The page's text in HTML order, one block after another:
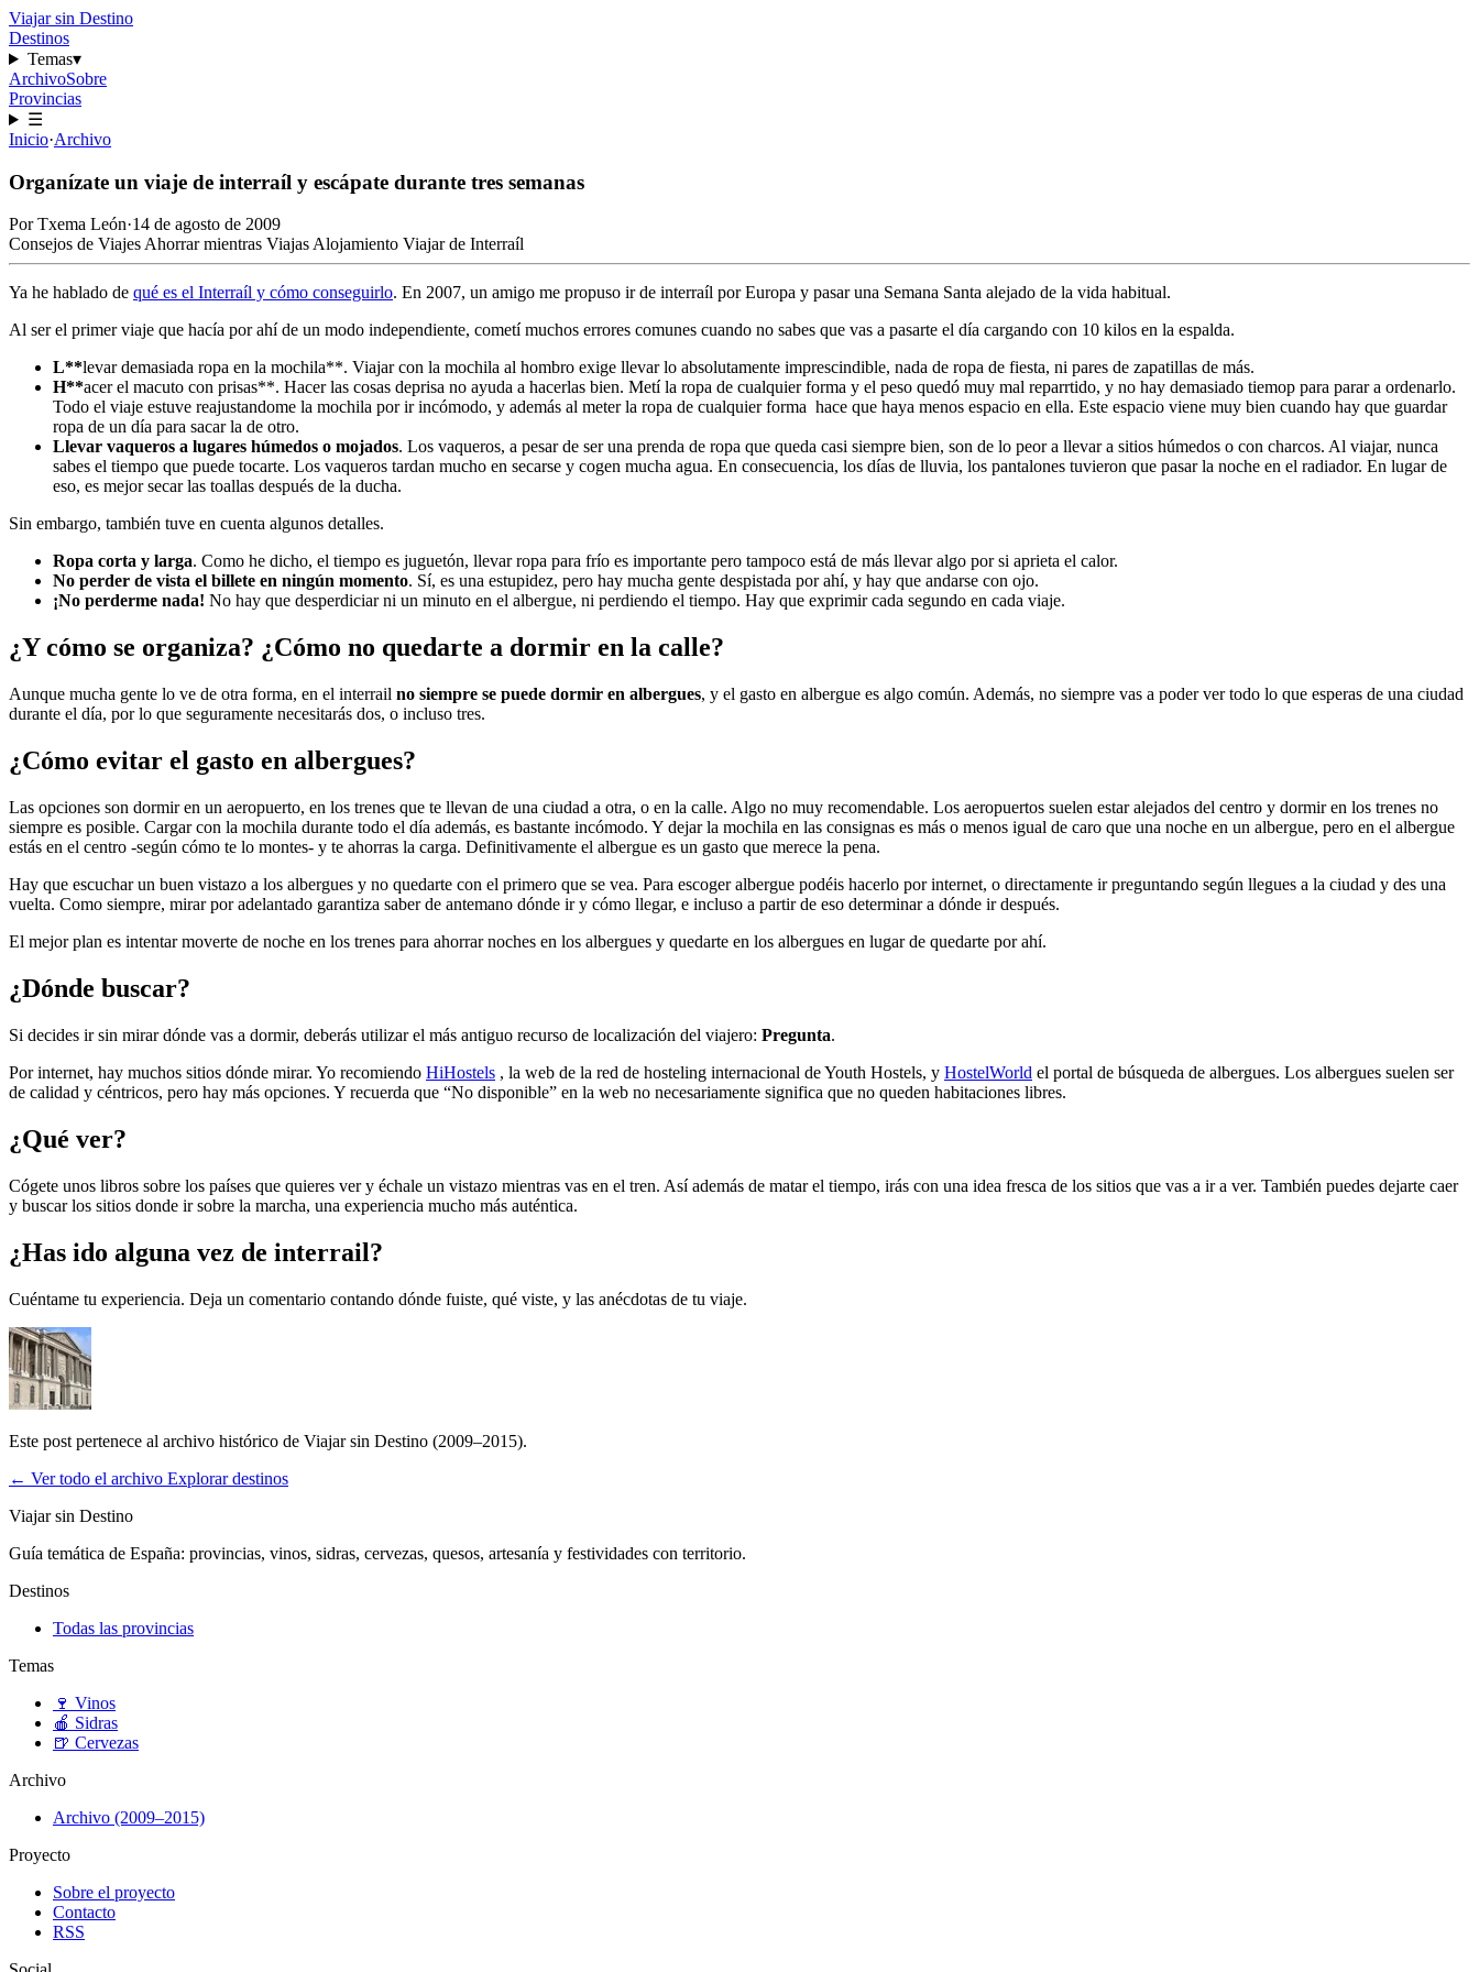
Viajar sin Destino
Destinos
Temas▾
ArchivoSobre
Provincias
☰
Inicio·Archivo
Organízate un viaje de interraíl y escápate durante tres semanas
PorTxema León·14 de agosto de 2009
Consejos de ViajesAhorrar mientras ViajasAlojamiento Viajar de Interraíl
Ya he hablado de qué es el Interraíl y cómo conseguirlo. En 2007, un amigo me propuso ir de interraíl por Europa y pasar una Semana Santa alejado de la vida habitual.
Al ser el primer viaje que hacía por ahí de un modo independiente, cometí muchos errores comunes cuando no sabes que vas a pasarte el día cargando con 10 kilos en la espalda.
L**levar demasiada ropa en la mochila**. Viajar con la mochila al hombro exige llevar lo absolutamente imprescindible, nada de ropa de fiesta, ni pares de zapatillas de más.
H**acer el macuto con prisas**. Hacer las cosas deprisa no ayuda a hacerlas bien. Metí la ropa de cualquier forma y el peso quedó muy mal reparrtido, y no hay demasiado tiemop para parar a ordenarlo.
Todo el viaje estuve reajustandome la mochila por ir incómodo, y además al meter la ropa de cualquier forma hace que haya menos espacio en ella. Este espacio viene muy bien cuando hay que guardar
ropa de un día para sacar la de otro.
Llevar vaqueros a lugares húmedos o mojados. Los vaqueros, a pesar de ser una prenda de ropa que queda casi siempre bien, son de lo peor a llevar a sitios húmedos o con charcos. Al viajar, nunca
sabes el tiempo que puede tocarte. Los vaqueros tardan mucho en secarse y cogen mucha agua. En consecuencia, los días de lluvia, los pantalones tuvieron que pasar la noche en el radiador. En lugar de
eso, es mejor secar las toallas después de la ducha.
Sin embargo, también tuve en cuenta algunos detalles.
Ropa corta y larga. Como he dicho, el tiempo es juguetón, llevar ropa para frío es importante pero tampoco está de más llevar algo por si aprieta el calor.
No perder de vista el billete en ningún momento. Sí, es una estupidez, pero hay mucha gente despistada por ahí, y hay que andarse con ojo.
¡No perderme nada! No hay que desperdiciar ni un minuto en el albergue, ni perdiendo el tiempo. Hay que exprimir cada segundo en cada viaje.
¿Y cómo se organiza? ¿Cómo no quedarte a dormir en la calle?
Aunque mucha gente lo ve de otra forma, en el interrail no siempre se puede dormir en albergues, y el gasto en albergue es algo común. Además, no siempre vas a poder ver todo lo que esperas de una ciudad
durante el día, por lo que seguramente necesitarás dos, o incluso tres.
¿Cómo evitar el gasto en albergues?
Las opciones son dormir en un aeropuerto, en los trenes que te llevan de una ciudad a otra, o en la calle. Algo no muy recomendable. Los aeropuertos suelen estar alejados del centro y dormir en los trenes no
siempre es posible. Cargar con la mochila durante todo el día además, es bastante incómodo. Y dejar la mochila en las consignas es más o menos igual de caro que una noche en un albergue, pero en el albergue
estás en el centro -según cómo te lo montes- y te ahorras la carga. Definitivamente el albergue es un gasto que merece la pena.
Hay que escuchar un buen vistazo a los albergues y no quedarte con el primero que se vea. Para escoger albergue podéis hacerlo por internet, o directamente ir preguntando según llegues a la ciudad y des una
vuelta. Como siempre, mirar por adelantado garantiza saber de antemano dónde ir y cómo llegar, e incluso a partir de eso determinar a dónde ir después.
El mejor plan es intentar moverte de noche en los trenes para ahorrar noches en los albergues y quedarte en los albergues en lugar de quedarte por ahí.
¿Dónde buscar?
Si decides ir sin mirar dónde vas a dormir, deberás utilizar el más antiguo recurso de localización del viajero: Pregunta.
Por internet, hay muchos sitios dónde mirar. Yo recomiendo HiHostels , la web de la red de hosteling internacional de Youth Hostels, y HostelWorld el portal de búsqueda de albergues. Los albergues suelen ser
de calidad y céntricos, pero hay más opciones. Y recuerda que “No disponible” en la web no necesariamente significa que no queden habitaciones libres.
¿Qué ver?
Cógete unos libros sobre los países que quieres ver y échale un vistazo mientras vas en el tren. Así además de matar el tiempo, irás con una idea fresca de los sitios que vas a ir a ver. También puedes dejarte caer
y buscar los sitios donde ir sobre la marcha, una experiencia mucho más auténtica.
¿Has ido alguna vez de interrail?
Cuéntame tu experiencia. Deja un comentario contando dónde fuiste, qué viste, y las anécdotas de tu viaje.
Este post pertenece al archivo histórico de Viajar sin Destino (2009–2015).
← Ver todo el archivo Explorar destinos
Viajar sin Destino
Guía temática de España: provincias, vinos, sidras, cervezas, quesos, artesanía y festividades con territorio.
Destinos
Todas las provincias
Temas
🍷 Vinos
🍎 Sidras
🍺 Cervezas
Archivo
Archivo (2009–2015)
Proyecto
Sobre el proyecto
Contacto
RSS